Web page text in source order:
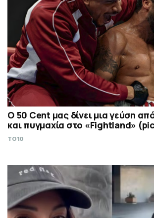
Ο 50 Cent μας δίνει μια γεύση
και πυγμαχία στο «Fightland»
TO10